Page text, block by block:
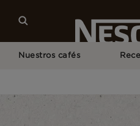
Nuestros cafés